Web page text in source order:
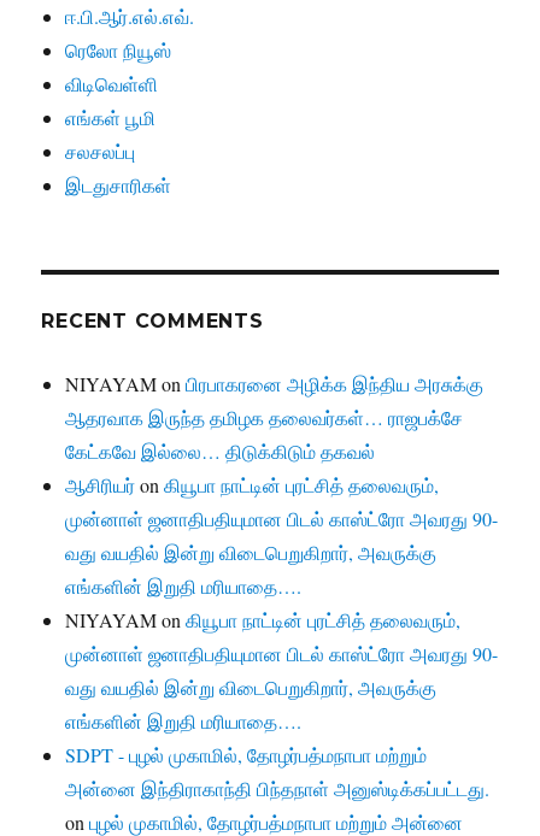
ஈ.பி.ஆர்.எல்.எவ்.
ரெலோ நியூஸ்
விடிவெள்ளி
எங்கள் பூமி
சலசலப்பு
இடதுசாரிகள்
RECENT COMMENTS
NIYAYAMonபிரபாகரனை அழிக்க இந்திய அரசுக்கு
ஆதரவாக இருந்த தமிழக தலைவர்கள்… ராஜபக்சே
கேட்கவே இல்லை… திடுக்கிடும் தகவல்
ஆசிரியர்onகியூபா நாட்டின் புரட்சித் தலைவரும்,
முன்னாள் ஜனாதிபதியுமான பிடல் காஸ்ட்ரோ அவரது 90-
வது வயதில் இன்று விடைபெறுகிறார், அவருக்கு
எங்களின் இறுதி மரியாதை….
NIYAYAMonகியூபா நாட்டின் புரட்சித் தலைவரும்,
முன்னாள் ஜனாதிபதியுமான பிடல் காஸ்ட்ரோ அவரது 90-
வது வயதில் இன்று விடைபெறுகிறார், அவருக்கு
எங்களின் இறுதி மரியாதை….
SDPT - புழல் முகாமில், தோழர்பத்மநாபா மற்றும்
அன்னை இந்திராகாந்தி பிந்தநாள் அனுஸ்டிக்கப்பட்டது.
onபுழல் முகாமில், தோழர்பத்மநாபா மற்றும் அன்னை